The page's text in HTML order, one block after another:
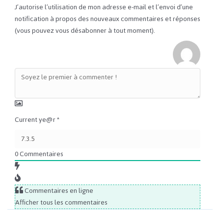
J’autorise l’utilisation de mon adresse e-mail et l’envoi d’une
notification à propos des nouveaux commentaires et réponses
(vous pouvez vous désabonner à tout moment).
Current ye@r*
0Commentaires
Commentaires en ligne
Afficher tous les commentaires